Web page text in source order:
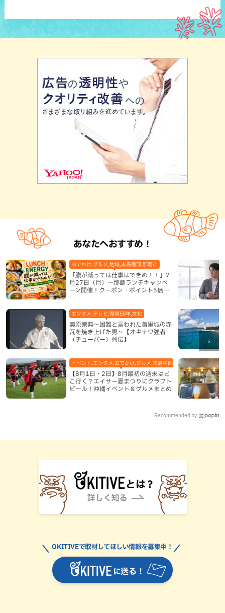
あなたへおすすめ！
「腹が減っては仕事はできぬ！！」7
月27日（月）〜那覇ランチキャンペ
ーン開催！クーポン・ポイント5倍・
おでかけ,グルメ,地域,本島南部,那覇市
奥原崇典～困難と言われた首里城の赤
瓦を焼き上げた男～【オキナワ強者
（チューバー）列伝】
エンタメ,テレビ,復帰50年,文化
【8月1日・2日】8月最初の週末はど
こ行く？エイサー夏まつりにクラフト
ビール！沖縄イベント＆グルメまとめ
イベント,エンタメ,おでかけ,グルメ,本島中部,本島北部,本島南部
Recommended by
に送る！
OKITIVEで取材してほしい情報を募集中！